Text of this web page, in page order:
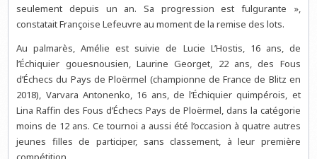
seulement depuis un an. Sa progression est fulgurante »,
constatait Françoise Lefeuvre au moment de la remise des lots.
Au palmarès, Amélie est suivie de Lucie L’Hostis, 16 ans, de
l’Échiquier gouesnousien, Laurine Georget, 22 ans, des Fous
d’Échecs du Pays de Ploërmel (championne de France de Blitz en
2018), Varvara Antonenko, 16 ans, de l’Échiquier quimpérois, et
Lina Raffin des Fous d’Échecs Pays de Ploërmel, dans la catégorie
moins de 12 ans. Ce tournoi a aussi été l’occasion à quatre autres
jeunes filles de participer, sans classement, à leur première